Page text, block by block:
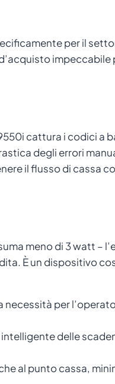
per il
impeccabile
cattura i codici a
degli errori
il flusso di cassa
meno di 3 watt –
È un dispositivo
per
delle
al punto cassa,